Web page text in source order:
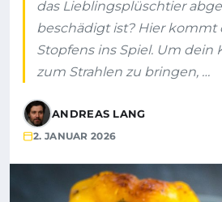
das Lieblingsplüschtier
beschädigt ist? Hier kommt
Stopfens ins Spiel. Um dein
zum Strahlen zu bringen, …
ANDREAS LANG
2. JANUAR 2026